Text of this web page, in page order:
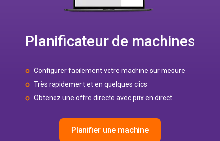
Planificateur de machines
Configurer facilement votre machine sur mesure
Très rapidement et en quelques clics
Obtenez une offre directe avec prix en direct
Planifier une machine